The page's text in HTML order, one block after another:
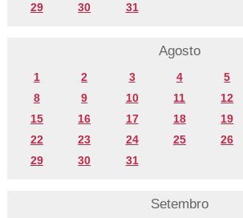
29
30 31
Agosto
1 2 3 4 5
8
9 10 11 12
15
16 17 18 19
22
23 24 25 26
29
30 31
Setembro